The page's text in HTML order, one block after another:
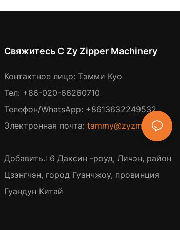
Свяжитесь С Zy Zipper Machinery
Контактное лицо: Тэмми Куо
Тел: +86-020-66260710
Телефон/WhatsApp: +8613632249532
Электронная почта: tammy@zyzm.com
Добавить.: 6 Даксин -роуд, Личэн, район
Цзэнгчэн, город Гуанчжоу, провинция
Гуандун Китай